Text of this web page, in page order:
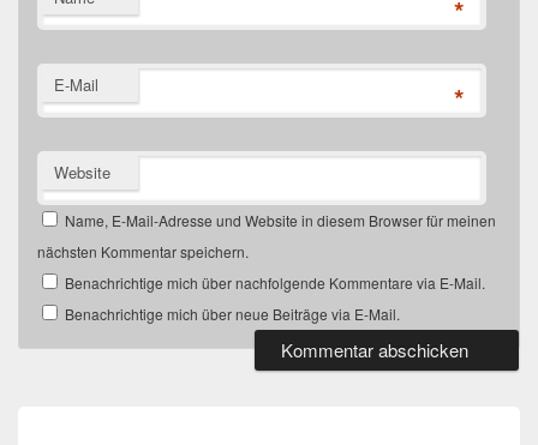
*
E-Mail *
Website
Name, E-Mail-Adresse und Website in diesem Browser für meinen
nächsten Kommentar speichern.
Benachrichtige mich über nachfolgende Kommentare via E-Mail.
Benachrichtige mich über neue Beiträge via E-Mail.